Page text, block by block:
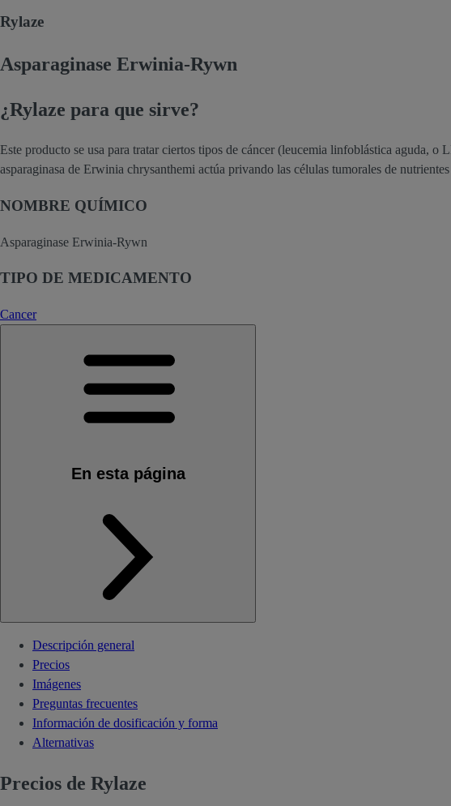
Rylaze
Asparaginase Erwinia-Rywn
¿Rylaze para que sirve?
Este producto se usa para tratar ciertos tipos de cáncer (leucemia linfoblástica aguda,
asparaginasa de Erwinia chrysanthemi actúa privando las células tumorales de
NOMBRE QUÍMICO
Asparaginase Erwinia-Rywn
TIPO DE MEDICAMENTO
Cancer
En esta página
Descripción general
Precios
Imágenes
Preguntas frecuentes
Información de dosificación y forma
Alternativas
Precios de Rylaze